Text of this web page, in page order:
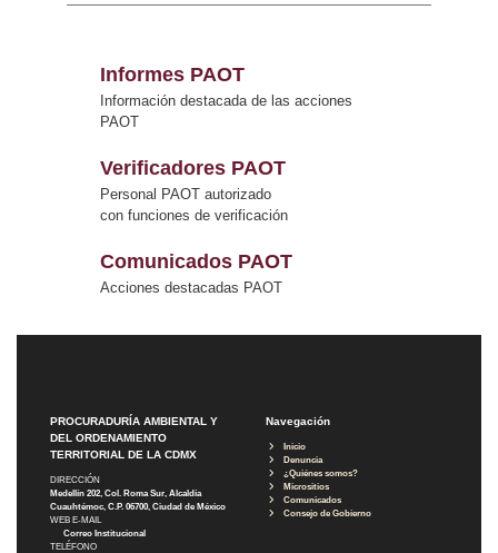
Informes PAOT
Información destacada de las acciones
PAOT
Verificadores PAOT
Personal PAOT autorizado
con funciones de verificación
Comunicados PAOT
Acciones destacadas PAOT
PROCURADURÍA AMBIENTAL Y
DEL ORDENAMIENTO
TERRITORIAL DE LA CDMX
DIRECCIÓN
Medellín 202, Col. Roma Sur, Alcaldía
Cuauhtémoc, C.P. 06700, Ciudad de México
WEB E-MAIL
Correo Institucional
TELÉFONO
Navegación
Inicio
Denuncia
¿Quiénes somos?
Micrositios
Comunicados
Consejo de Gobierno